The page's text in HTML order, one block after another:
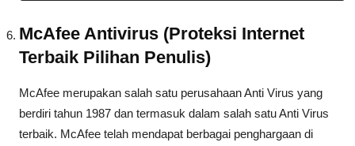
McAfee Antivirus (Proteksi Internet
Terbaik Pilihan Penulis)
McAfee merupakan salah satu perusahaan Anti Virus yang
berdiri tahun 1987 dan termasuk dalam salah satu Anti Virus
terbaik. McAfee telah mendapat berbagai penghargaan di